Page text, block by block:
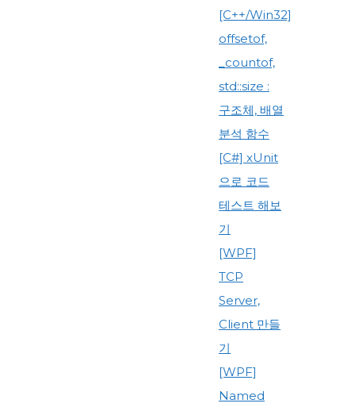
[C++/Win32]
offsetof,
_countof,
std::size :
구조체, 배열
분석 함수
[C#] xUnit
으로 코드
테스트 해보
기
[WPF]
TCP
Server,
Client 만들
기
[WPF]
Named